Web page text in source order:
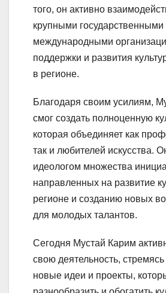
того, он активно
крупными государственными
международными
поддержки и развития
в регионе.
Благодаря своим усилиям,
смог создать полноценную
которая объединяет как
так и любителей искусства.
идеологом множества
направленных на развитие
регионе и созданию новых
для молодых талантов.
Сегодня Мустай Карим
свою деятельность,
новые идеи и проекты,